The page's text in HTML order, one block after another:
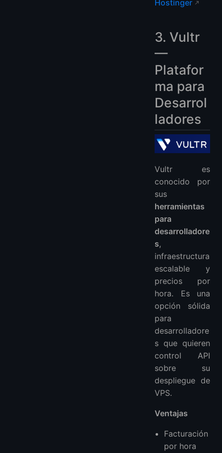
Hostinger
3. Vultr
—
Platafor
ma para
Desarrol
ladores
Vultr es
conocido por
sus
herramientas
para
desarrolladore
s,
infraestructura
escalable y
precios por
hora. Es una
opción sólida
para
desarrolladore
s que quieren
control API
sobre su
despliegue de
VPS.
Ventajas
Facturación
por hora